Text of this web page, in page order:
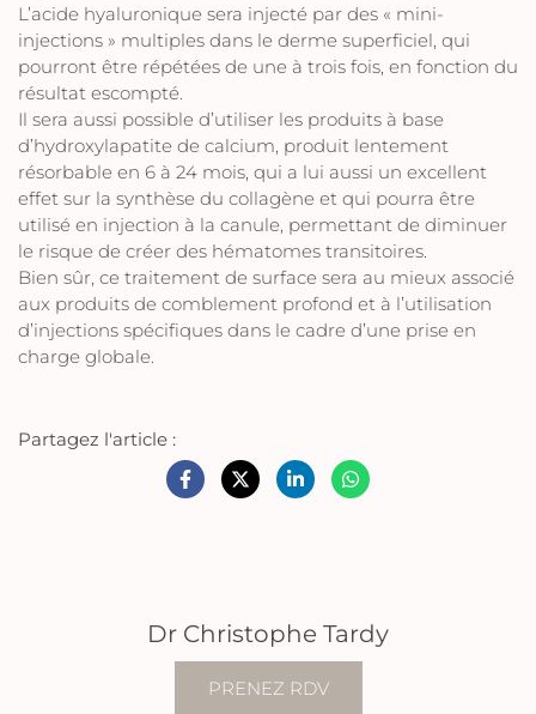
L’acide hyaluronique sera injecté par des « mini-
injections » multiples dans le derme superficiel, qui
pourront être répétées de une à trois fois, en fonction du
résultat escompté.
Il sera aussi possible d’utiliser les produits à base
d’hydroxylapatite de calcium, produit lentement
résorbable en 6 à 24 mois, qui a lui aussi un excellent
effet sur la synthèse du collagène et qui pourra être
utilisé en injection à la canule, permettant de diminuer
le risque de créer des hématomes transitoires.
Bien sûr, ce traitement de surface sera au mieux associé
aux produits de comblement profond et à l’utilisation
d’injections spécifiques dans le cadre d’une prise en
charge globale.
Partagez l'article :
Dr Christophe Tardy
PRENEZ RDV